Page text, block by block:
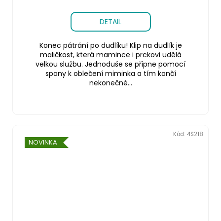
DETAIL
Konec pátrání po dudlíku! Klip na dudlík je
maličkost, která mamince i prckovi udělá
velkou službu. Jednoduše se připne pomocí
spony k oblečení miminka a tím končí
nekonečné...
NOVINKA
Kód: 4S218